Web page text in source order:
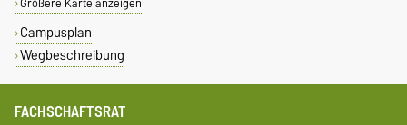
Campusplan
Wegbeschreibung
FACHSCHAFTSRAT